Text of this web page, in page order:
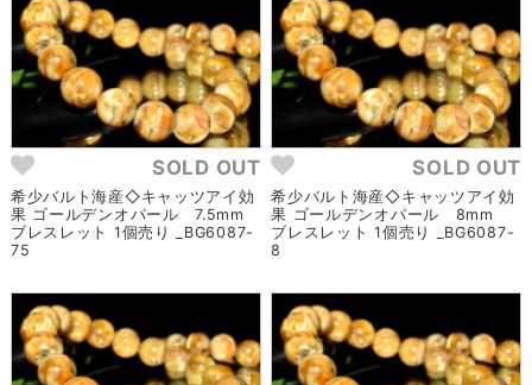
SOLD OUT
希少バルト海産◇キャッツアイ効
果 ゴールデンオパール 7.5mm
ブレスレット 1個売り _BG6087-
75
SOLD OUT
希少バルト海産◇キャッツアイ効
果 ゴールデンオパール 8mm
ブレスレット 1個売り _BG6087-
8